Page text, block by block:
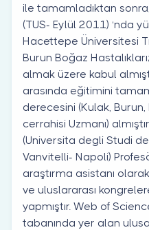
ile tamamladıktan sonra,
(TUS- Eylül 2011) ‘nda
Hacettepe Üniversitesi
Burun Boğaz
almak üzere kabul
arasında eğitimini
derecesini (Kulak,
cerrahisi Uzmanı)
(Universita degli Studi
Vanvitelli- Napoli)
araştırma asistanı
ve uluslararası
yapmıştır. Web of
tabanında yer alan